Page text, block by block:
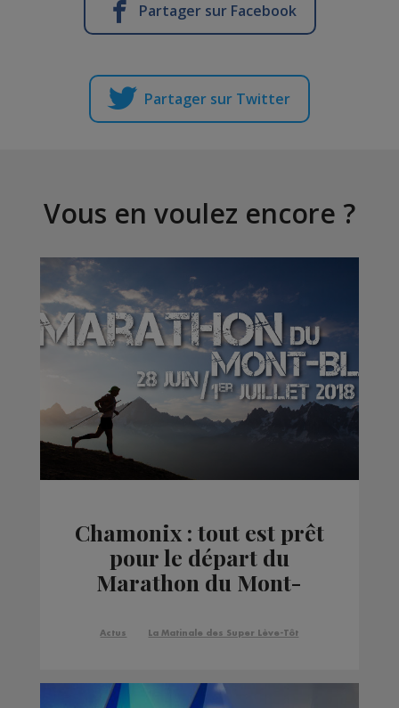
Partager sur Facebook
Partager sur Twitter
Vous en voulez encore ?
Chamonix : tout est prêt
pour le départ du
Marathon du Mont-
Actus La Matinale des Super Lève-Tôt